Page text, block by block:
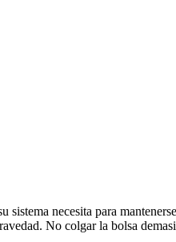
sistema necesita para
No colgar la bolsa